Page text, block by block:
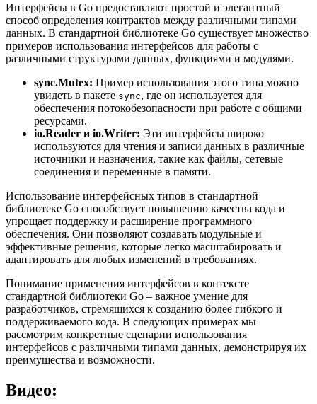
Интерфейсы в Go предоставляют простой и элегантный
способ определения контрактов между различными типами
данных. В стандартной библиотеке Go существует множество
примеров использования интерфейсов для работы с
различными структурами данных, функциями и модулями.
sync.Mutex: Пример использования этого типа можно
увидеть в пакете sync, где он используется для
обеспечения потокобезопасности при работе с общими
ресурсами.
io.Reader и io.Writer: Эти интерфейсы широко
используются для чтения и записи данных в различные
источники и назначения, такие как файлы, сетевые
соединения и переменные в памяти.
Использование интерфейсных типов в стандартной
библиотеке Go способствует повышению качества кода и
упрощает поддержку и расширение программного
обеспечения. Они позволяют создавать модульные и
эффективные решения, которые легко масштабировать и
адаптировать для любых изменений в требованиях.
Понимание применения интерфейсов в контексте
стандартной библиотеки Go – важное умение для
разработчиков, стремящихся к созданию более гибкого и
поддерживаемого кода. В следующих примерах мы
рассмотрим конкретные сценарии использования
интерфейсов с различными типами данных, демонстрируя их
преимущества и возможности.
Видео: